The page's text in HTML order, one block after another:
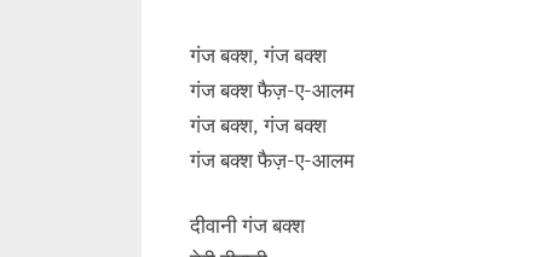
गंज बक्श, गंज बक्श
गंज बक्श फैज़-ए-आलम
गंज बक्श, गंज बक्श
गंज बक्श फैज़-ए-आलम
दीवानी गंज बक्श